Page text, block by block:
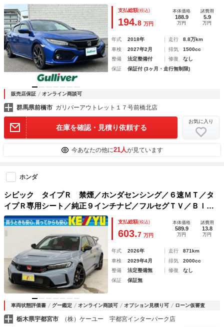
ラー ＥＴＣ ドラレコ オートクルーズコントロール プリ
クラッシュ レーンキープアシスト 前席シートヒーター Ｌ
ＥＤヘッドライト
支払総額(税込)
194.8 万円
本体価格
188.9
万円
諸費用
5.9
万円
年式 2018年 走行
8.8万km
車検
2027年2月 排気
1500cc
整備
法定整備付 修復
なし
保証
保証付 (3ヶ月・走行無制限)
販売店保証 オンライン商談可
群馬県前橋市 ガリバーアウトレット１７号前橋北店
在庫を確認・見積り依頼する
お気に入り
今あなたの他に21人が見ています
ホンダ
シビック タイプＲ 禁煙／ホンダセンシング／６速ＭＴ／タ
イプＲ専用シート／純正９インチナビ／フルセグＴＶ／Ｂｌｕ
ｅｔｏｏｔｈ／バックカメラ／純正１９インチアルミ／ＥＴＣ
２．０／オートハイビーム／フロアマット／保証書
支払総額(税込)
603.7 万円
本体価格
589.9
万円
諸費用
13.8
万円
年式 2026年 走行
871km
車検
2029年4月 排気
2000cc
整備
法定整備無 修復
なし
保証
保証無
車両状態評価書 グー鑑定 オンライン商談可 オプション見積り可 ローン仮審査
栃木県宇都宮市 （株）ケーユー 宇都宮インターパーク店